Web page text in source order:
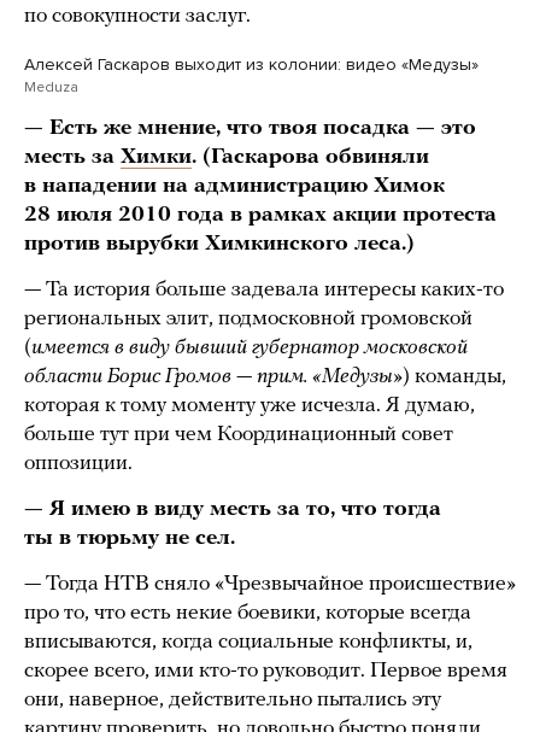
по совокупности заслуг.
Алексей Гаскаров выходит из колонии: видео «Медузы»
Meduza
— Есть же мнение, что твоя посадка — это
месть за Химки. (Гаскарова обвиняли
в нападении на администрацию Химок
28 июля 2010 года в рамках акции протеста
против вырубки Химкинского леса.)
— Та история больше задевала интересы каких-то
региональных элит, подмосковной громовской
(имеется в виду бывший губернатор московской
области Борис Громов — прим. «Медузы») команды,
которая к тому моменту уже исчезла. Я думаю,
больше тут при чем Координационный совет
оппозиции.
— Я имею в виду месть за то, что тогда
ты в тюрьму не сел.
— Тогда НТВ сняло «Чрезвычайное происшествие»
про то, что есть некие боевики, которые всегда
вписываются, когда социальные конфликты, и,
скорее всего, ими кто-то руководит. Первое время
они, наверное, действительно пытались эту